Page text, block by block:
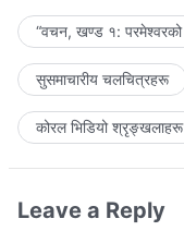
“वचन, खण्ड १: परमेश्‍वरको
सुसमाचारीय चलचित्रहरू
कोरल भिडियो श्रृङ्खलाहरू
Leave a Reply